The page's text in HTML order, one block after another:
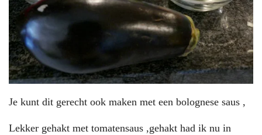
Je kunt dit gerecht ook maken met een bolognese saus ,
Lekker gehakt met tomatensaus ,gehakt had ik nu in